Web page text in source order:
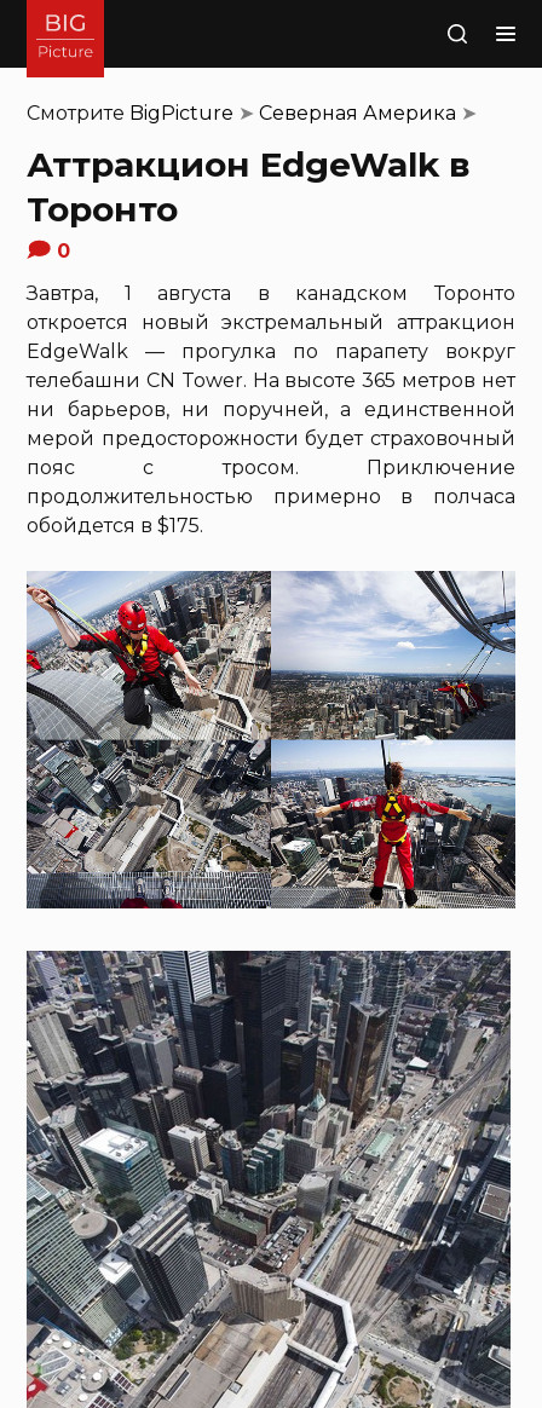
Поиск
Смотрите BigPicture ➤Северная Америка ➤
Аттракцион EdgeWalk в
Торонто
0
Завтра, 1 августа в канадском Торонто
откроется новый экстремальный аттракцион
EdgeWalk — прогулка по парапету вокруг
телебашни CN Tower. На высоте 365 метров нет
ни барьеров, ни поручней, а единственной
мерой предосторожности будет страховочный
пояс с тросом. Приключение
продолжительностью примерно в полчаса
обойдется в $175.